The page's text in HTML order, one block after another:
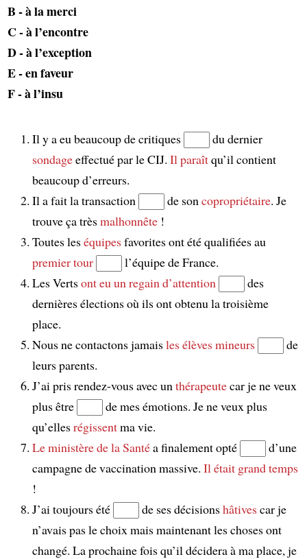
B - à la merci
C - à l’encontre
D - à l’exception
E - en faveur
F - à l’insu
Il y a eu beaucoup de critiques
du dernier
sondageeffectué par le CIJ. Il paraîtqu’il contient
beaucoup d’erreurs.
Il a fait la transaction
de son copropriétaire. Je
trouve ça trèsmalhonnête!
Toutes leséquipesfavorites ont été qualifiées au
premier tour
l’équipe de France.
Les Vertsont eu un regain d’attention
des
dernières élections où ils ont obtenu la troisième
place.
Nous ne contactons jamaisles élèves mineurs
de
leurs parents.
J’ai pris rendez-vous avec un thérapeutecar je ne veux
plus être
de mes émotions. Je ne veux plus
qu’ellesrégissentma vie.
Le ministère de la Santéa finalement opté
d’une
campagne de vaccination massive. Il était grand temps
!
J’ai toujours été
de ses décisionshâtivescar je
n’avais pas le choix mais maintenant les choses ont
changé. La prochaine fois qu’il décidera à ma place, je